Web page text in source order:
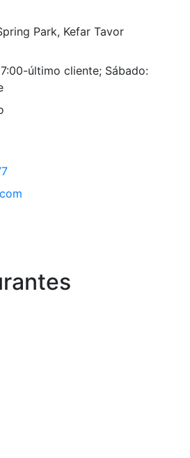
Park, Kefar Tavor
último cliente; Sábado: